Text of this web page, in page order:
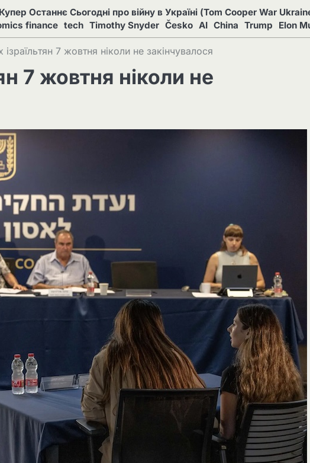
Останнє Сьогодні про війну в Україні (Tom Cooper War
finance tech Timothy Snyder Česko AI China Trump Elon
7 жовтня ніколи не закінчувалося
7 жовтня ніколи не